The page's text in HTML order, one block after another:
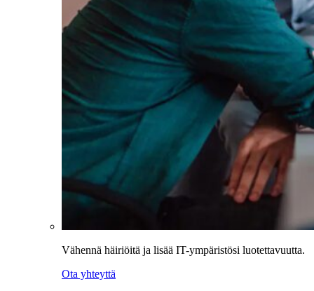
Vähennä häiriöitä ja lisää IT-ympäristösi luotettavuutta.
Ota yhteyttä